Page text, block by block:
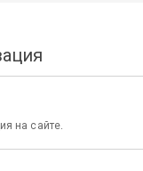
на сайте.